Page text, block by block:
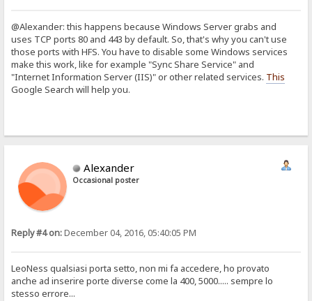
@Alexander: this happens because Windows Server grabs and
uses TCP ports 80 and 443 by default. So, that's why you can't use
those ports with HFS. You have to disable some Windows services
make this work, like for example "Sync Share Service" and
"Internet Information Server (IIS)" or other related services. This
Google Search will help you.
Alexander
Occasional poster
Reply #4 on:December 04, 2016, 05:40:05 PM
LeoNess qualsiasi porta setto, non mi fa accedere, ho provato
anche ad inserire porte diverse come la 400, 5000..... sempre lo
stesso errore...